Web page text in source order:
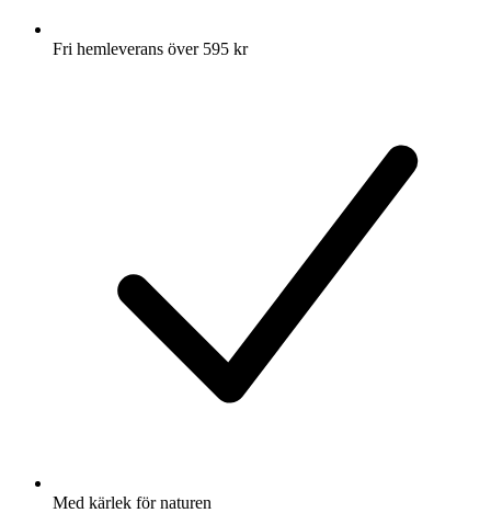
Fri hemleverans över 595 kr
Med kärlek för naturen